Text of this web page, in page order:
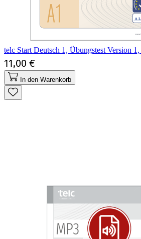
telc Start Deutsch 1, Übungstest Version
11,00 €
In den Warenkorb